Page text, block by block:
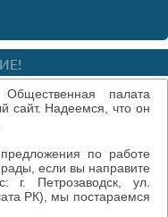
палата
сайт. Надеемся, что он
по работе
если вы направите
Петрозаводск, ул.
РК), мы постараемся